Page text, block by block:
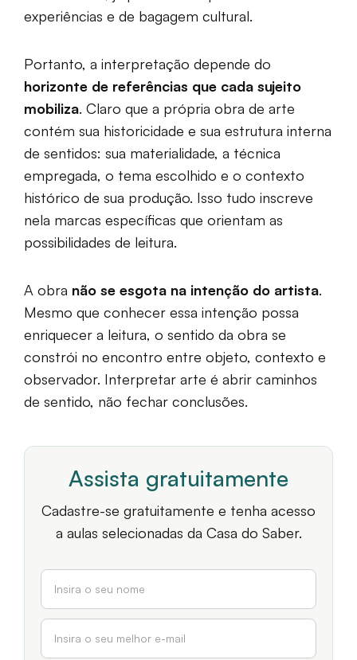
experiências e de bagagem cultural.
Portanto, a interpretação depende do
horizonte de referências que cada sujeito
mobiliza. Claro que a própria obra de arte
contém sua historicidade e sua estrutura interna
de sentidos: sua materialidade, a técnica
empregada, o tema escolhido e o contexto
histórico de sua produção. Isso tudo inscreve
nela marcas específicas que orientam as
possibilidades de leitura.
A obra não se esgota na intenção do artista.
Mesmo que conhecer essa intenção possa
enriquecer a leitura, o sentido da obra se
constrói no encontro entre objeto, contexto e
observador. Interpretar arte é abrir caminhos
de sentido, não fechar conclusões.
Assista gratuitamente
Cadastre-se gratuitamente e tenha acesso
a aulas selecionadas da Casa do Saber.